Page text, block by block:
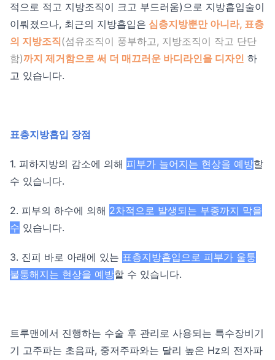
적으로 적고 지방조직이 크고 부드러움)으로 지방흡입술이
이뤄졌으나, 최근의 지방흡입은 심층지방뿐만 아니라, 표층
의 지방조직(섬유조직이 풍부하고, 지방조직이 작고 단단
함)까지 제거함으로 써 더 매끄러운 바디라인을 디자인 하
고 있습니다.
표층지방흡입 장점
1. 피하지방의 감소에 의해 피부가 늘어지는 현상을 예방할
수 있습니다.
2. 피부의 하수에 의해 2차적으로 발생되는 부종까지 막을
수 있습니다.
3. 진피 바로 아래에 있는 표층지방흡입으로 피부가 울퉁
불퉁해지는 현상을 예방할 수 있습니다.
트루맨에서 진행하는 수술 후 관리로 사용되는 특수장비기
기 고주파는 초음파, 중저주파와는 달리 높은 Hz의 전자파